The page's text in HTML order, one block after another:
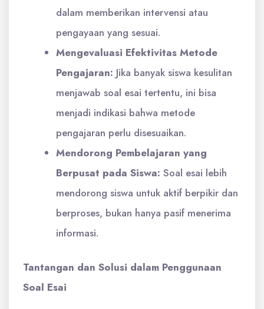
dalam memberikan intervensi atau
pengayaan yang sesuai.
Mengevaluasi Efektivitas Metode
Pengajaran: Jika banyak siswa kesulitan
menjawab soal esai tertentu, ini bisa
menjadi indikasi bahwa metode
pengajaran perlu disesuaikan.
Mendorong Pembelajaran yang
Berpusat pada Siswa: Soal esai lebih
mendorong siswa untuk aktif berpikir dan
berproses, bukan hanya pasif menerima
informasi.
Tantangan dan Solusi dalam Penggunaan
Soal Esai